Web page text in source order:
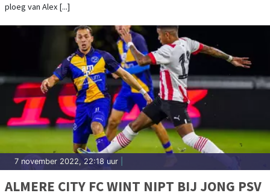
ploeg van Alex [...]
7 november 2022, 22:18 uur
ALMERE CITY FC WINT NIPT BIJ JONG PSV